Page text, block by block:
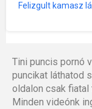
Felizgult kamasz
Tini puncis pornó
puncikat láthatod
oldalon csak
Minden videónk